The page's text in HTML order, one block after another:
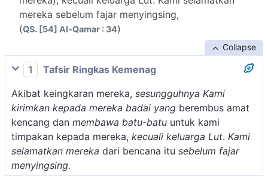
mereka sebelum fajar menyingsing,
(QS. [54] Al-Qamar : 34)
Collapse
1
Tafsir Ringkas Kemenag
Akibat keingkaran mereka, sesungguhnya Kami
kirimkan kepada mereka badai yang berembus amat
kencang dan membawa batu-batu untuk kami
timpakan kepada mereka, kecuali keluarga Lut. Kami
selamatkan mereka dari bencana itu sebelum fajar
menyingsing.